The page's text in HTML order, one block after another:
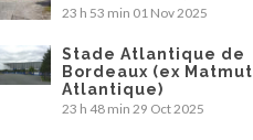
23 h 53 min 01 Nov 2025
Stade Atlantique de
Bordeaux (ex Matmut
Atlantique)
23 h 48 min 29 Oct 2025